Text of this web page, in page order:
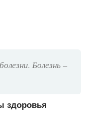
Болезнь –
здоровья